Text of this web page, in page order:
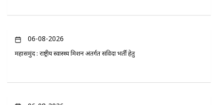
06-08-2026
महासमुंद : राष्ट्रीय स्वास्थ्य मिशन अंतर्गत संविदा भर्ती हेतु